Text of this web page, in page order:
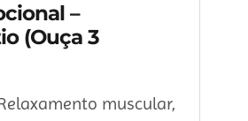
–
(Ouça 3
muscular,